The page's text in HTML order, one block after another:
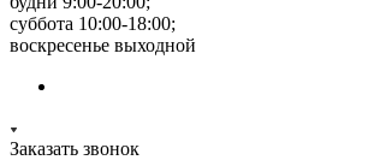
суббота 10:00-18:00;
воскресенье выходной
Заказать звонок